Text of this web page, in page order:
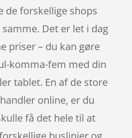
de forskellige shops
Det er let i dag
priser – du kan gøre
komma-fem med din
tablet. En af de store
online, er du
få det hele til at